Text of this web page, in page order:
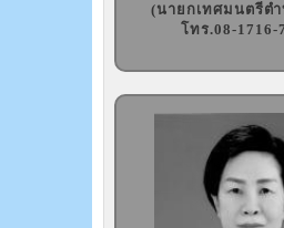
(นายกเทศมนตรีต
โทร.08-1716-